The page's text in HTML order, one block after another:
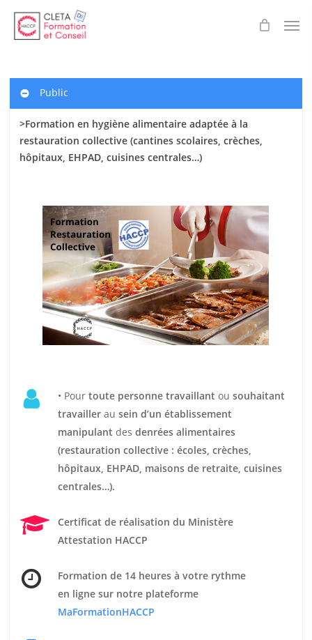
main
Public
>Formation en hygiène alimentaire adaptée à la
restauration collective (cantines scolaires, crèches,
hôpitaux, EHPAD, cuisines centrales…)
• Pour toute personne travaillant ou souhaitant
travailler au sein d’un établissement
manipulant des denrées alimentaires
(restauration collective : écoles, crèches,
hôpitaux, EHPAD, maisons de retraite, cuisines
centrales…).
Certificat de réalisation du Ministère
Attestation HACCP
Formation de 14 heures à votre rythme
en ligne sur notre plateforme
MaFormationHACCP